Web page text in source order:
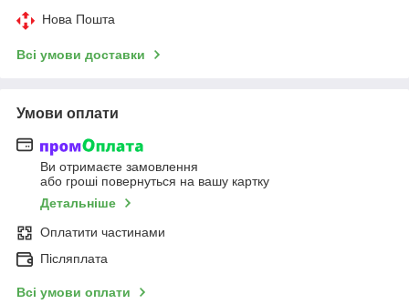
Нова Пошта
Всі умови доставки
Умови оплати
Ви отримаєте замовлення
або гроші повернуться на вашу картку
Детальніше
Оплатити частинами
Післяплата
Всі умови оплати